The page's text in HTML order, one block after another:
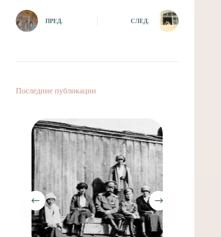
ПРЕД. СЛЕД.
Последние публикации